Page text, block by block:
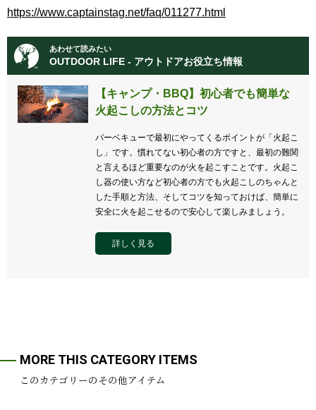
https://www.captainstag.net/faq/011277.html
あわせて読みたい
OUTDOOR LIFE - アウトドアお役立ち情報
【キャンプ・BBQ】初心者でも簡単な
火起こしの方法とコツ
バーベキューで最初にやってくるポイントが「火起こ
し」です。慣れてない初心者の方ですと、最初の難関
と言えるほど重要なのが火を起こすことです。火起こ
し器の使い方など初心者の方でも火起こしのちゃんと
した手順と方法、そしてコツを知っておけば、簡単に
安全に火を起こせるので安心して楽しみましょう。
詳しく見る
MORE THIS CATEGORY ITEMS
このカテゴリーのその他アイテム